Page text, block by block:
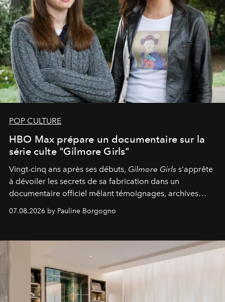
POP CULTURE
HBO Max prépare un documentaire sur la
série culte "Gilmore Girls"
Vingt-cinq ans après ses débuts, Gilmore Girls s'apprête
à dévoiler les secrets de sa fabrication dans un
documentaire officiel mêlant témoignages, archives
générationnel.
07.08.2026 by Pauline Borgogno